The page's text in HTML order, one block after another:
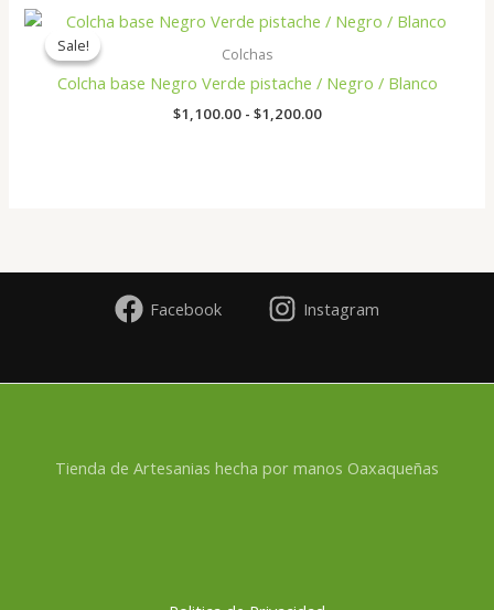
Sale!
Sale!
Colchas
Colcha base Negro Verde pistache / Negro / Blanco
$1,100.00 - $1,200.00
Rango
$1,100.00
hasta
Facebook Instagram
Tienda de Artesanias hecha por manos Oaxaqueñas